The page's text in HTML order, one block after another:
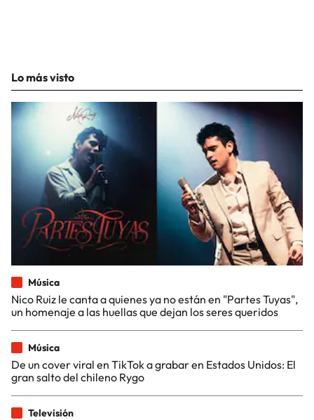
Lo más visto
Música
Nico Ruiz le canta a quienes ya no están en "Partes Tuyas",
un homenaje a las huellas que dejan los seres queridos
Música
De un cover viral en TikTok a grabar en Estados Unidos: El
gran salto del chileno Rygo
Televisión